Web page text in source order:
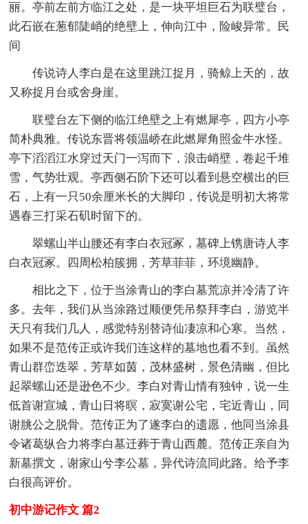
丽。亭前左前方临江之处，是一块平坦巨石为联璧台，
此石嵌在葱郁陡峭的绝壁上，伸向江中，险峻异常。民
间
传说诗人李白是在这里跳江捉月，骑鲸上天的，故
又称捉月台或舍身崖。
联璧台左下侧的临江绝壁之上有燃犀亭，四方小亭
简朴典雅。传说东晋将领温峤在此燃犀角照金牛水怪。
亭下滔滔江水穿过天门一泻而下，浪击峭壁，卷起千堆
雪，气势壮观。亭西侧石阶下还可以看到悬空横出的巨
石，上有一只50余厘米长的大脚印，传说是明初大将常
遇春三打采石矶时留下的。
翠螺山半山腰还有李白衣冠冢，墓碑上镌唐诗人李
白衣冠冢。四周松柏簇拥，芳草菲菲，环境幽静。
相比之下，位于当涂青山的李白墓荒凉并冷清了许
多。去年，我们从当涂路过顺便凭吊祭拜李白，游览半
天只有我们几人，感觉特别替诗仙凄凉和心寒。当然，
如果不是范传正或许我们连这样的墓地也看不到。虽然
青山群峦迭翠，芳草如茵，茂林盛树，景色清幽，但比
起翠螺山还是逊色不少。李白对青山情有独钟，说一生
低首谢宣城，青山日将暝，寂寞谢公宅，宅近青山，同
谢朓公之脱骨。范传正为了遂李白的遗愿，他同当涂县
令诸葛纵合力将李白墓迁葬于青山西麓。范传正亲自为
新墓撰文，谢家山兮李公墓，异代诗流同此路。给予李
白很高评价。
初中游记作文 篇2